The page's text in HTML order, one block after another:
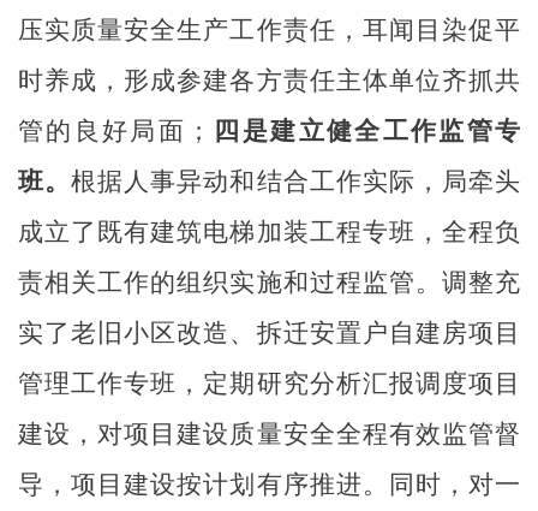
压实质量安全生产工作责任，耳闻目染促平
时养成，形成参建各方责任主体单位齐抓共
管的良好局面；
四是建立健全工作监管专
班。根据人事异动和结合工作实际，局牵头
成立了既有建筑电梯加装工程专班，全程负
责相关工作的组织实施和过程监管。调整充
实了老旧小区改造、拆迁安置户自建房项目
管理工作专班，定期研究分析汇报调度项目
建设，对项目建设质量安全全程有效监管督
导，项目建设按计划有序推进。同时，对一